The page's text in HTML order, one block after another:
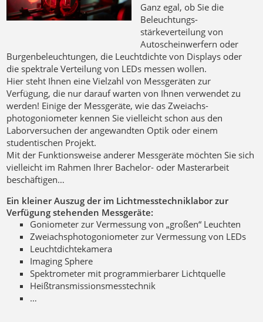
Ganz egal, ob Sie die
Beleuchtungs­
stärkeverteilung von
Autoscheinwerfern oder
Burgenbeleuchtungen, die Leuchtdichte von Displays oder
die spektrale Verteilung von LEDs messen wollen.
Hier steht Ihnen eine Vielzahl von Messgeräten zur
Verfügung, die nur darauf warten von Ihnen verwendet zu
werden! Einige der Messgeräte, wie das Zweiachs­
photogoniometer kennen Sie vielleicht schon aus den
Laborversuchen der angewandten Optik oder einem
studentischen Projekt.
Mit der Funktionsweise anderer Messgeräte möchten Sie sich
vielleicht im Rahmen Ihrer Bachelor- oder Masterarbeit
beschäftigen…
Ein kleiner Auszug der im Lichtmesstechniklabor zur
Verfügung stehenden Messgeräte:
Goniometer zur Vermessung von „großen“ Leuchten
Zweiachsphotogoniometer zur Vermessung von LEDs
Leuchtdichtekamera
Imaging Sphere
Spektrometer mit programmierbarer Lichtquelle
Heißtransmissionsmesstechnik
…